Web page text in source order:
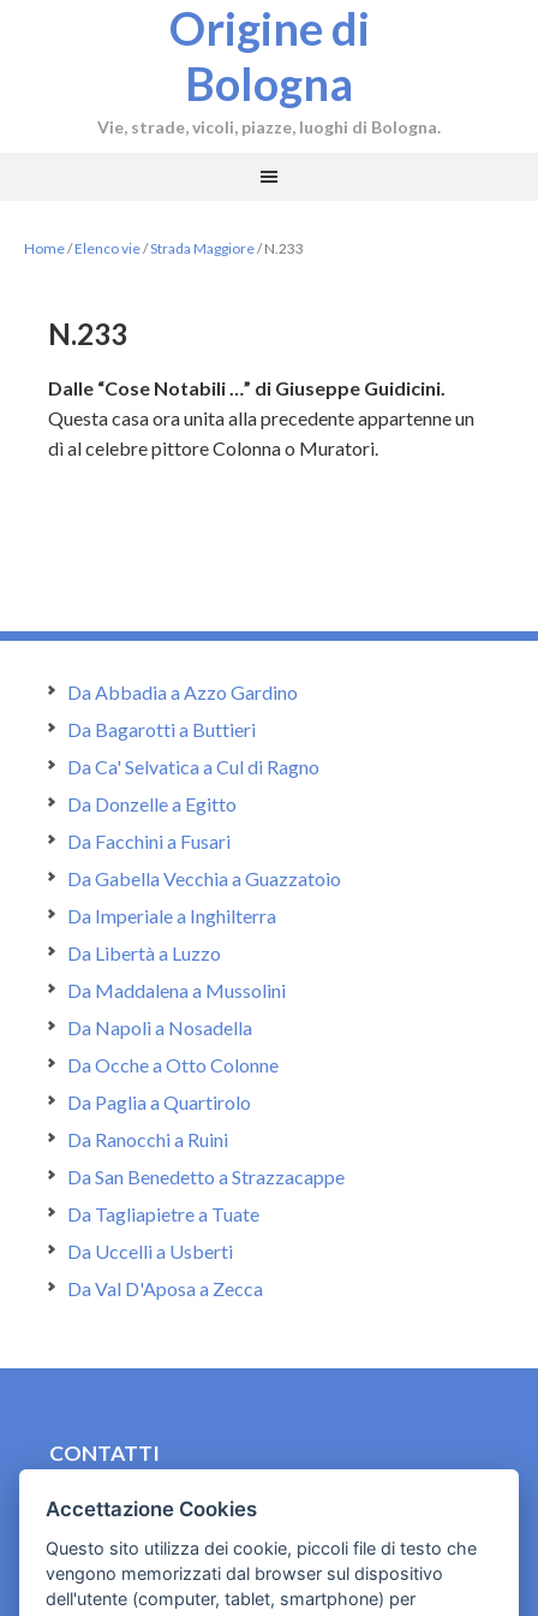
Origine di
Bologna
Vie, strade, vicoli, piazze, luoghi di Bologna.
Home/Elenco vie/Strada Maggiore/N.233
N.233
Dalle “Cose Notabili …” di Giuseppe Guidicini.
Questa casa ora unita alla precedente appartenne un
dì al celebre pittore Colonna o Muratori.
Da Abbadia a Azzo Gardino
Da Bagarotti a Buttieri
Da Ca' Selvatica a Cul di Ragno
Da Donzelle a Egitto
Da Facchini a Fusari
Da Gabella Vecchia a Guazzatoio
Da Imperiale a Inghilterra
Da Libertà a Luzzo
Da Maddalena a Mussolini
Da Napoli a Nosadella
Da Ocche a Otto Colonne
Da Paglia a Quartirolo
Da Ranocchi a Ruini
Da San Benedetto a Strazzacappe
Da Tagliapietre a Tuate
Da Uccelli a Usberti
Da Val D'Aposa a Zecca
CONTATTI
Cookies e informativa privacy
Accettazione Cookies
Questo sito utilizza dei cookie, piccoli file di testo che
vengono memorizzati dal browser sul dispositivo
dell'utente (computer, tablet, smartphone) per